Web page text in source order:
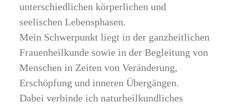
unterschiedlichen körperlichen und
seelischen Lebensphasen.
Mein Schwerpunkt liegt in der ganzheitlichen
Frauenheilkunde sowie in der Begleitung von
Menschen in Zeiten von Veränderung,
Erschöpfung und inneren Übergängen.
Dabei verbinde ich naturheilkundliches